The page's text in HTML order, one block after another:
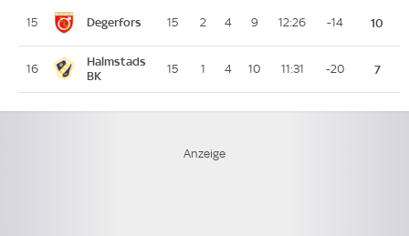
15 Degerfors 15 2 4 9 12:26 -14 10
16
Halmstads
BK
15 1 4 10 11:31 -20 7